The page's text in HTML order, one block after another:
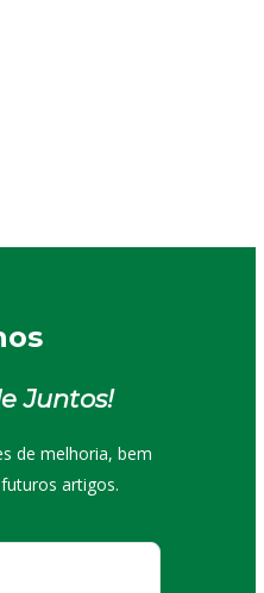
Juntos!
de melhoria, bem
artigos.